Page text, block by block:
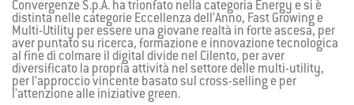
Convergenze S.p.A. ha trionfato nella categoria Energy e si è
distinta nelle categorie Eccellenza dell’Anno, Fast Growing e
Multi-Utility per essere una giovane realtà in forte ascesa, per
aver puntato su ricerca, formazione e innovazione tecnologica
al fine di colmare il digital divide nel Cilento, per aver
diversificato la propria attività nel settore delle multi-utility,
per l’approccio vincente basato sul cross-selling e per
l’attenzione alle iniziative green.